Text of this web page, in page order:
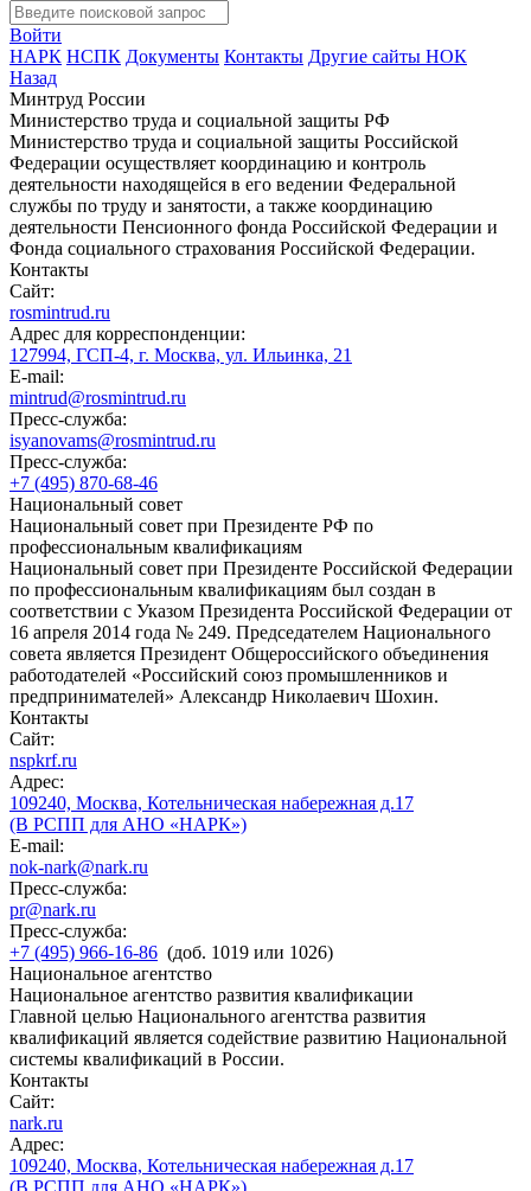
Войти
НАРК НСПК Документы Контакты Другие сайты НОК
Назад
Минтруд России
Министерство труда и социальной защиты РФ
Министерство труда и социальной защиты Российской
Федерации осуществляет координацию и контроль
деятельности находящейся в его ведении Федеральной
службы по труду и занятости, а также координацию
деятельности Пенсионного фонда Российской Федерации и
Фонда социального страхования Российской Федерации.
Контакты
Сайт:
rosmintrud.ru
Адрес для корреспонденции:
127994, ГСП-4, г. Москва, ул. Ильинка, 21
E-mail:
mintrud@rosmintrud.ru
Пресс-служба:
isyanovams@rosmintrud.ru
Пресс-служба:
+7 (495) 870-68-46
Национальный совет
Национальный совет при Президенте РФ по
профессиональным квалификациям
Национальный совет при Президенте Российской Федерации
по профессиональным квалификациям был создан в
соответствии с Указом Президента Российской Федерации от
16 апреля 2014 года № 249. Председателем Национального
совета является Президент Общероссийского объединения
работодателей «Российский союз промышленников и
предпринимателей» Александр Николаевич Шохин.
Контакты
Сайт:
nspkrf.ru
Адрес:
109240, Москва, Котельническая набережная д.17
(В РСПП для АНО «НАРК»)
E-mail:
nok-nark@nark.ru
Пресс-служба:
pr@nark.ru
Пресс-служба:
+7 (495) 966-16-86 (доб. 1019 или 1026)
Национальное агентство
Национальное агентство развития квалификации
Главной целью Национального агентства развития
квалификаций является содействие развитию Национальной
системы квалификаций в России.
Контакты
Сайт:
nark.ru
Адрес:
109240, Москва, Котельническая набережная д.17
(В РСПП для АНО «НАРК»)